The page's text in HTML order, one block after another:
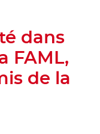
dans
FAML,
de la